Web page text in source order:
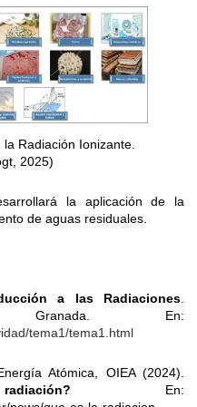
Radiación Ionizante.
2025)
la aplicación de la
de aguas residuales.
a las Radiaciones
Granada. En:
tema1/tema1.html
Atómica, OIEA (2024).
En: